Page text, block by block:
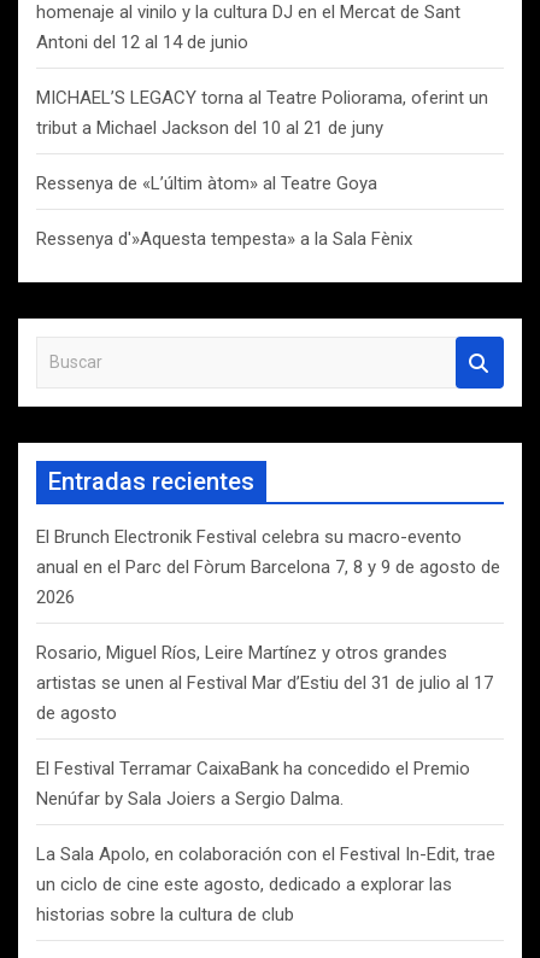
homenaje al vinilo y la cultura DJ en el Mercat de Sant
Antoni del 12 al 14 de junio
MICHAEL’S LEGACY torna al Teatre Poliorama, oferint un
tribut a Michael Jackson del 10 al 21 de juny
Ressenya de «L’últim àtom» al Teatre Goya
Ressenya d'»Aquesta tempesta» a la Sala Fènix
s
c
r
Entradas recientes
El Brunch Electronik Festival celebra su macro-evento
anual en el Parc del Fòrum Barcelona 7, 8 y 9 de agosto de
2026
Rosario, Miguel Ríos, Leire Martínez y otros grandes
artistas se unen al Festival Mar d’Estiu del 31 de julio al 17
de agosto
El Festival Terramar CaixaBank ha concedido el Premio
Nenúfar by Sala Joiers a Sergio Dalma.
La Sala Apolo, en colaboración con el Festival In-Edit, trae
un ciclo de cine este agosto, dedicado a explorar las
historias sobre la cultura de club